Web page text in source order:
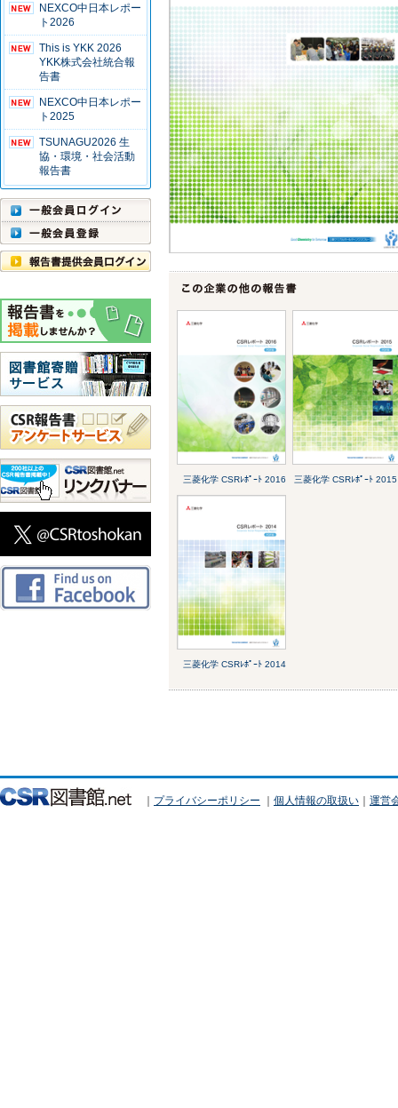
NEXCO中日本レポー
ト2026
This is YKK 2026
YKK株式会社統合報
告書
NEXCO中日本レポー
ト2025
TSUNAGU2026 生
協・環境・社会活動
報告書
三菱化学 CSRﾚﾎﾟｰﾄ 2016 三菱化学 CSRﾚﾎﾟｰﾄ 2015
三菱化学 CSRﾚﾎﾟｰﾄ 2014
｜ プライバシーポリシー ｜ 個人情報の取扱い ｜ 運営